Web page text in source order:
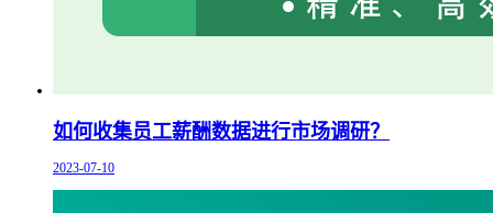
如何收集员工薪酬数据进行市场调研？
2023-07-10